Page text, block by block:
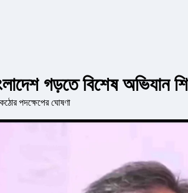
গড়তে বিশেষ অভিযান
পদক্ষেপের ঘোষণা